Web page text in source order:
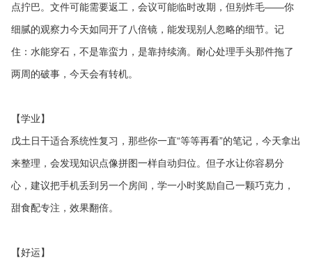
点拧巴。文件可能需要返工，会议可能临时改期，但别炸毛——你
细腻的观察力今天如同开了八倍镜，能发现别人忽略的细节。记
住：水能穿石，不是靠蛮力，是靠持续滴。耐心处理手头那件拖了
两周的破事，今天会有转机。
【学业】
戊土日干适合系统性复习，那些你一直“等等再看”的笔记，今天拿出
来整理，会发现知识点像拼图一样自动归位。但子水让你容易分
心，建议把手机丢到另一个房间，学一小时奖励自己一颗巧克力，
甜食配专注，效果翻倍。
【好运】